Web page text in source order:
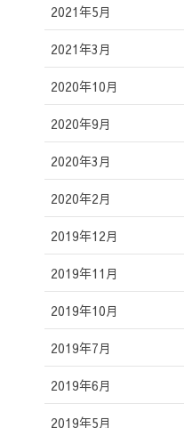
2021年5月
2021年3月
2020年10月
2020年9月
2020年3月
2020年2月
2019年12月
2019年11月
2019年10月
2019年7月
2019年6月
2019年5月